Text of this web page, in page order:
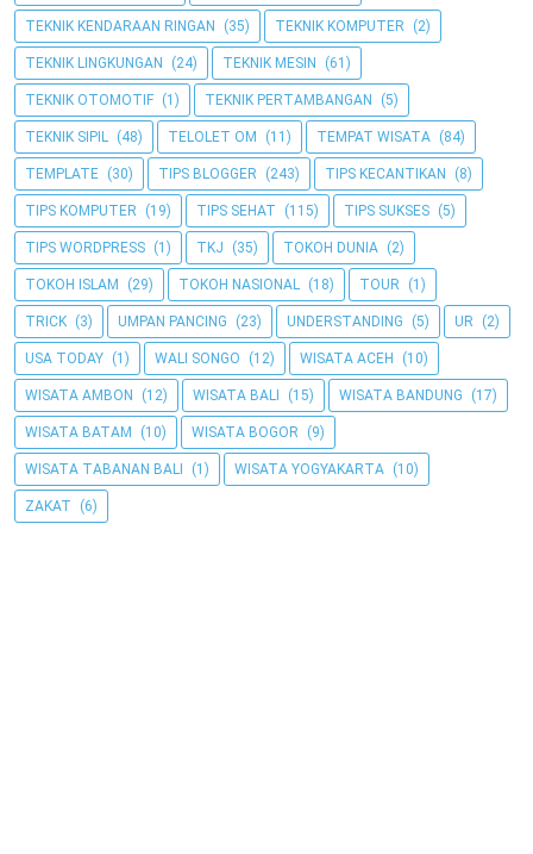
TEKNIK KENDARAAN RINGAN (35) TEKNIK KOMPUTER (2)
TEKNIK LINGKUNGAN (24) TEKNIK MESIN (61)
TEKNIK OTOMOTIF (1) TEKNIK PERTAMBANGAN (5)
TEKNIK SIPIL (48) TELOLET OM (11) TEMPAT WISATA (84)
TEMPLATE (30) TIPS BLOGGER (243) TIPS KECANTIKAN (8)
TIPS KOMPUTER (19) TIPS SEHAT (115) TIPS SUKSES (5)
TIPS WORDPRESS (1) TKJ (35) TOKOH DUNIA (2)
TOKOH ISLAM (29) TOKOH NASIONAL (18) TOUR (1)
TRICK (3) UMPAN PANCING (23) UNDERSTANDING (5) UR (2)
USA TODAY (1) WALI SONGO (12) WISATA ACEH (10)
WISATA AMBON (12) WISATA BALI (15) WISATA BANDUNG (17)
WISATA BATAM (10) WISATA BOGOR (9)
WISATA TABANAN BALI (1) WISATA YOGYAKARTA (10)
ZAKAT (6)